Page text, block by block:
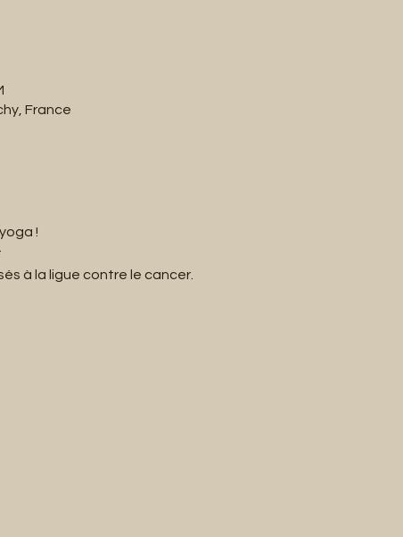
France
!
à la ligue contre le cancer.